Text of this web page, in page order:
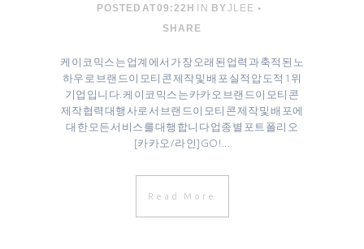
POSTED AT 09:22H IN BYJLEE
SHARE
케이코믹스는 업계에서 가장 오래된 업력과 축적된 노
하우로 브랜드이모티콘 제작 및 배포 실적 압도적 1위
기업입니다. 케이코믹스는 카카오 브랜드이모티콘
제작협력대행사로서 브랜드이모티콘 제작 및 배포에
대한 모든 서비스를 대행합니다 업종별 포트폴리오
[카카오/라인]GO! ...
Read More